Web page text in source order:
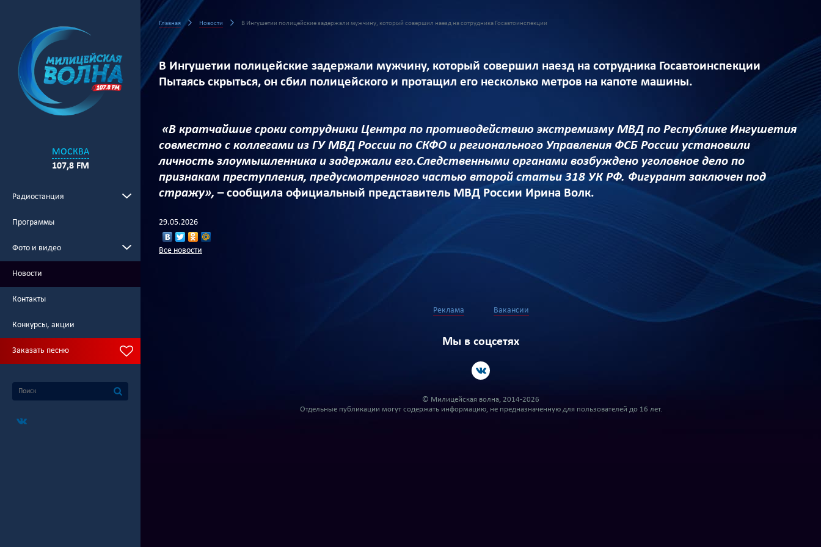
МОСКВА
107,8 FM
Радиостанция
Программы
Фото и видео
Новости
Контакты
Конкурсы, акции
Заказать песню
Главная Новости В Ингушетии полицейские задержали мужчину, который совершил наезд на сотрудника Госавтоинспекции
В Ингушетии полицейские задержали мужчину, который совершил наезд на сотрудника Госавтоинспекции
Пытаясь скрыться, он сбил полицейского и протащил его несколько метров на капоте машины.
«В кратчайшие сроки сотрудники Центра по противодействию экстремизму МВД по Республике Ингушетия
совместно с коллегами из ГУ МВД России по СКФО и регионального Управления ФСБ России установили
личность злоумышленника и задержали его.Следственными органами возбуждено уголовное дело по
признакам преступления, предусмотренного частью второй статьи 318 УК РФ. Фигурант заключен под
стражу», – сообщила официальный представитель МВД России Ирина Волк.
29.05.2026
Все новости
Реклама Вакансии
Мы в соцсетях
© Милицейская волна, 2014-2026
Отдельные публикации могут содержать информацию, не предназначенную для пользователей до 16 лет.